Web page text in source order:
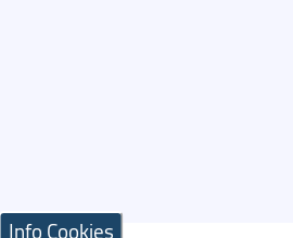
Info Cookies